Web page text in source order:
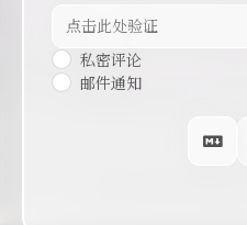
私密评论
邮件通知